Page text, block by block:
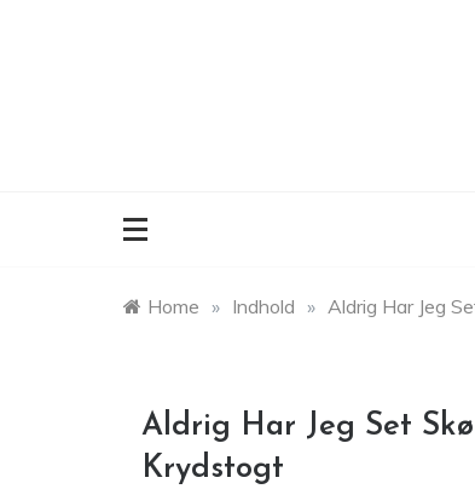
Home » Indhold » Aldrig Har Jeg
Aldrig Har Jeg Set
Krydstogt